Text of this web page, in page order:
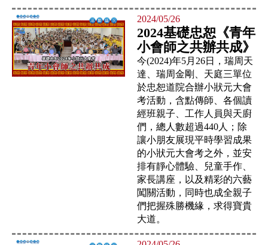
2024/05/26
2024基礎忠恕《青年
小會師之共辦共成》
今(2024)年5月26日，瑞周天
達、瑞周金剛、天庭三單位
於忠恕道院合辦小狀元大會
考活動，含點傳師、各個讀
經班親子、工作人員與天廚
們，總人數超過440人；除
讓小朋友展現平時學習成果
的小狀元大會考之外，並安
排有靜心體驗、兒童手作、
家長講座，以及精彩的六藝
闖關活動，同時也成全親子
們把握殊勝機緣，求得寶貴
大道。